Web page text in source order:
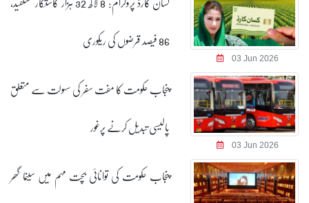
03 Jun 2026
86 فیصد قرضوں کی ریکوری
03 Jun 2026
پنجاب حکومت کا مفت سفر کی سہولت سے متعلق
پالیسی تبدیل کرنے پرغور
پنجاب حکومت کی توانائی بچت مہم میں سینما گھر